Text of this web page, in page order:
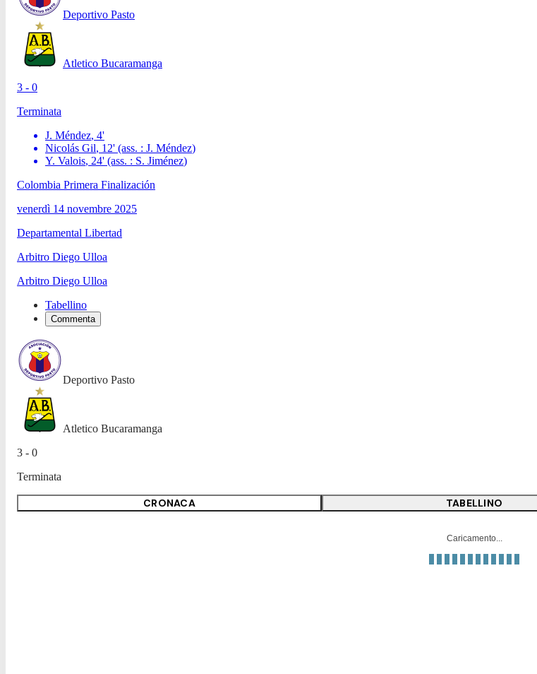
Deportivo Pasto
Atletico Bucaramanga
3 - 0
Terminata
J. Méndez, 4'
Nicolás Gil, 12' (ass. : J. Méndez)
Y. Valois, 24' (ass. : S. Jiménez)
Colombia Primera Finalización
venerdì 14 novembre 2025
Departamental Libertad
Arbitro Diego Ulloa
Arbitro Diego Ulloa
Tabellino
Commenta
Deportivo Pasto
Atletico Bucaramanga
3 - 0
Terminata
CRONACA TABELLINO
Caricamento...